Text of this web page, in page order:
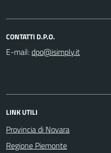
CONTATTI D.P.O.
E-mail:
LINK UTILI
Provincia di Novara
Regione Piemonte